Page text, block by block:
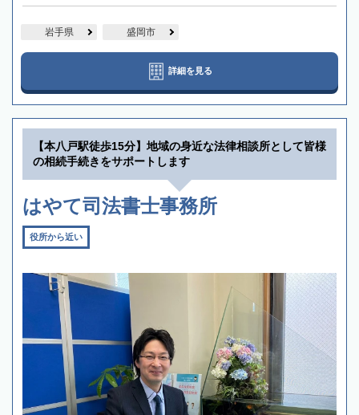
岩手県 盛岡市
詳細を見る
【本八戸駅徒歩15分】地域の身近な法律相談所として皆様
の相続手続きをサポートします
はやて司法書士事務所
役所から近い